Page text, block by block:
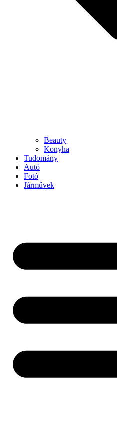
Beauty
Konyha
Tudomány
Autó
Fotó
Járművek